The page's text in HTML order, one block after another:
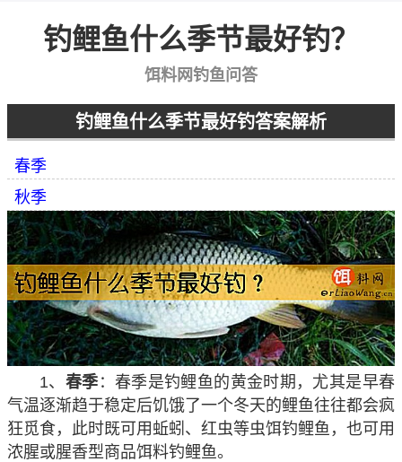
钓鲤鱼什么季节最好钓？
饵料网钓鱼问答
钓鲤鱼什么季节最好钓答案解析
春季
秋季
1、 春季：春季是钓鲤鱼的黄金时期，尤其是早春
气温逐渐趋于稳定后饥饿了一个冬天的鲤鱼往往都会疯
狂觅食，此时既可用蚯蚓、红虫等虫饵钓鲤鱼，也可用
浓腥或腥香型商品饵料钓鲤鱼。